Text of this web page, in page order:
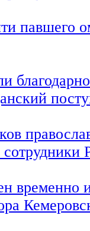
павшего